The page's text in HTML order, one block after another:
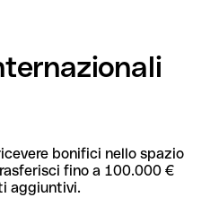
bonifici nello spazio
fino a 100.000 €
aggiuntivi.